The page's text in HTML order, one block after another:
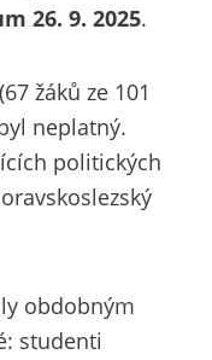
26. 9. 2025.
žáků ze 101
neplatný.
politických
obdobným
studenti